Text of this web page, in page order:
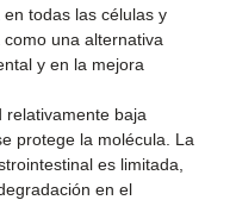
todas las células y
una alternativa
y en la mejora
relativamente baja
protege la molécula. La
es limitada,
en el